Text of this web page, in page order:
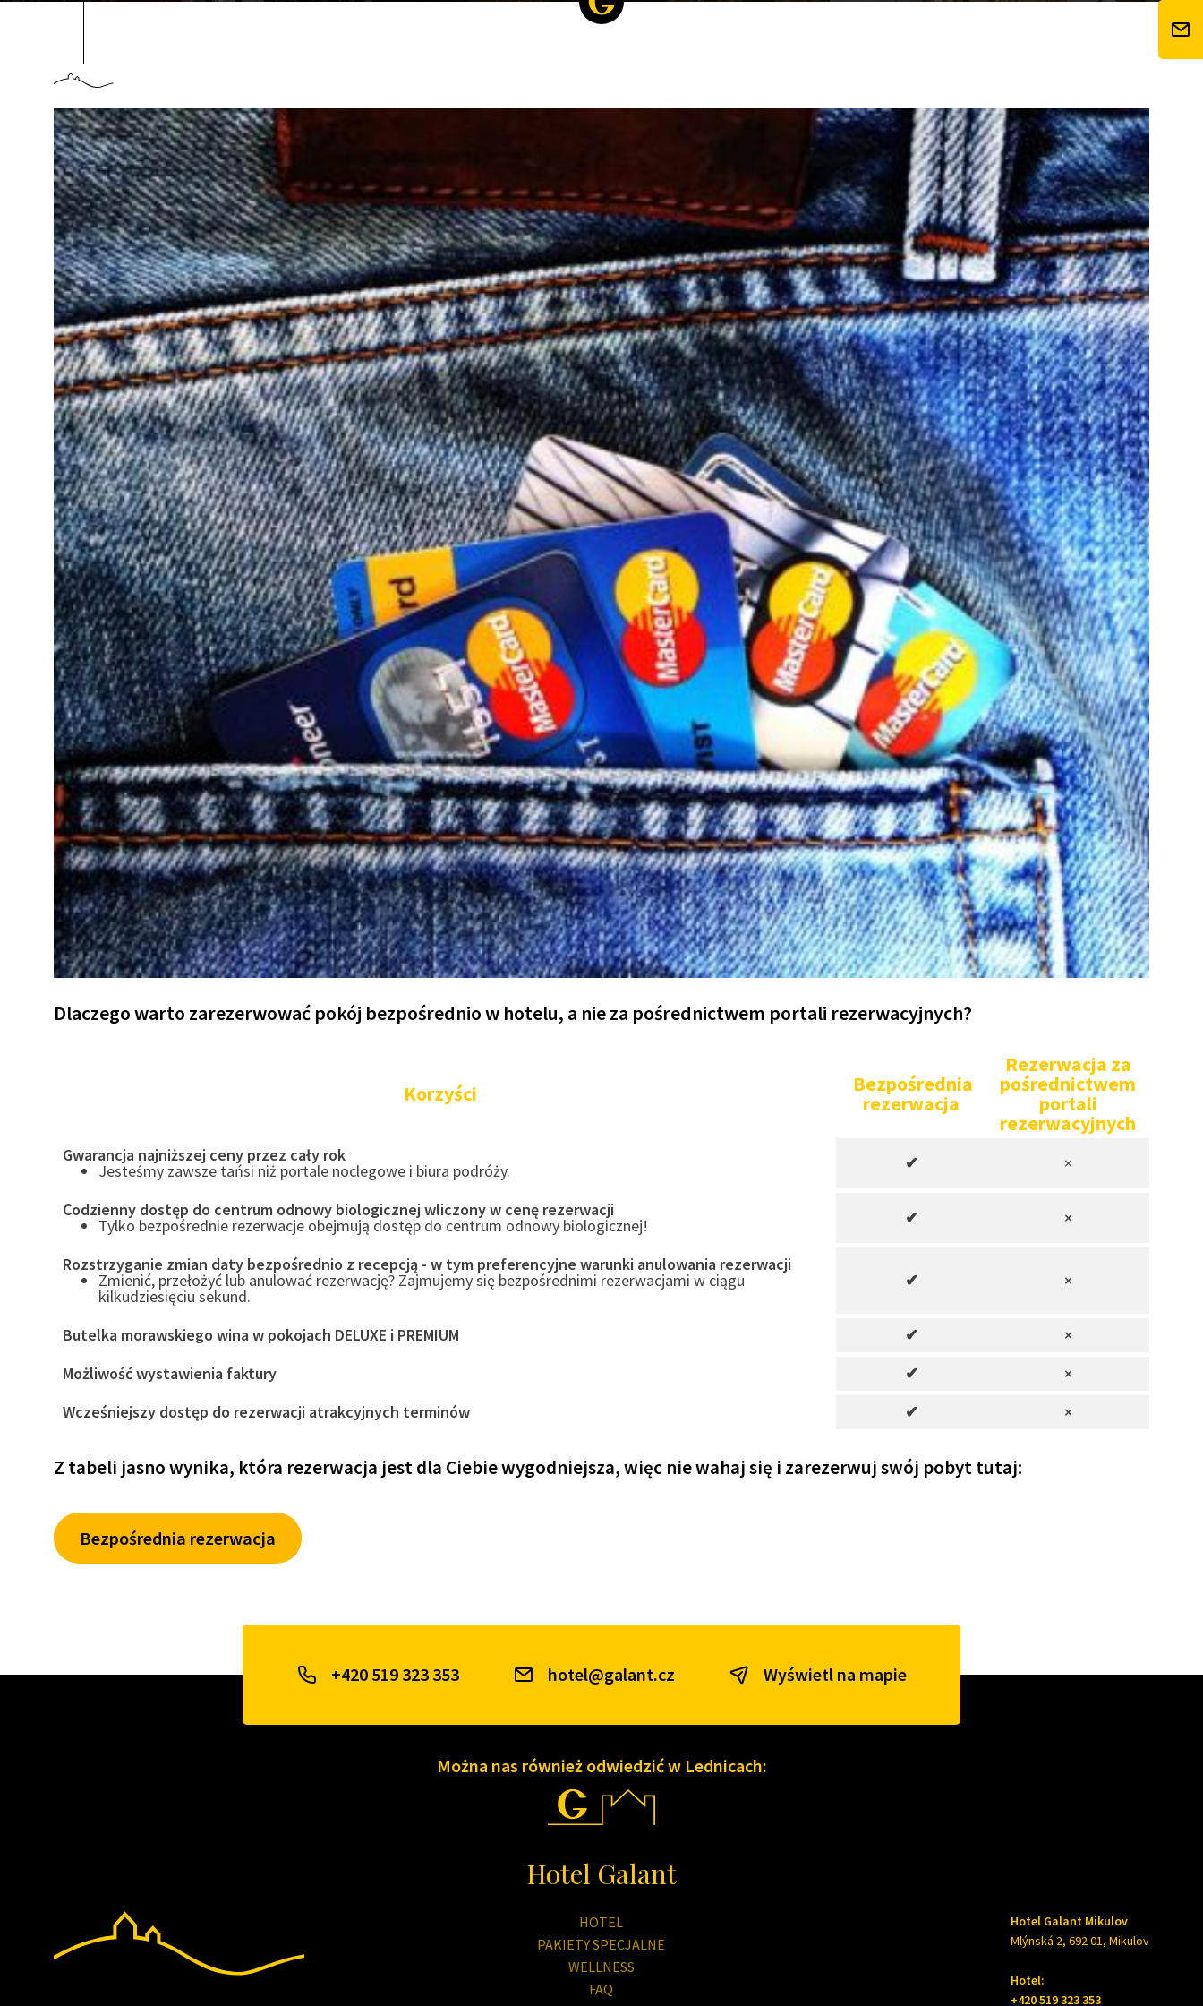
Dlaczego warto zarezerwować pokój bezpośrednio w hotelu, a nie za pośrednictwem portali rezerwacyjnych?
Korzyści Bezpośrednia
rezerwacja
Rezerwacja za
pośrednictwem
portali
rezerwacyjnych
Gwarancja najniższej ceny przez cały rok
Jesteśmy zawsze tańsi niż portale noclegowe i biura podróży. ✔ ×
Codzienny dostęp do centrum odnowy biologicznej wliczony w cenę rezerwacji
Tylko bezpośrednie rezerwacje obejmują dostęp do centrum odnowy biologicznej! ✔ ×
Rozstrzyganie zmian daty bezpośrednio z recepcją - w tym preferencyjne warunki anulowania rezerwacji
Zmienić, przełożyć lub anulować rezerwację? Zajmujemy się bezpośrednimi rezerwacjami w ciągu
kilkudziesięciu sekund.
✔ ×
Butelka morawskiego wina w pokojach DELUXE i PREMIUM ✔
×
Możliwość wystawienia faktury
✔
×
Wcześniejszy dostęp do rezerwacji atrakcyjnych terminów
✔ ×
Z tabeli jasno wynika, która rezerwacja jest dla Ciebie wygodniejsza, więc nie wahaj się i zarezerwuj swój pobyt tutaj:
Bezpośrednia rezerwacja
+420 519 323 353 hotel@galant.cz Wyświetl na mapie
Można nas również odwiedzić w Lednicach:
Hotel Galant
HOTEL
PAKIETY SPECJALNE
WELLNESS
FAQ
Hotel Galant Mikulov
Mlýnská 2, 692 01, Mikulov
Hotel:
+420 519 323 353